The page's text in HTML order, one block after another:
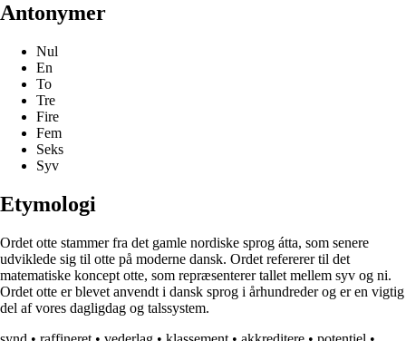
Antonymer
Nul
En
To
Tre
Fire
Fem
Seks
Syv
Etymologi
Ordet otte stammer fra det gamle nordiske sprog átta, som senere
udviklede sig til otte på moderne dansk. Ordet refererer til det
matematiske koncept otte, som repræsenterer tallet mellem syv og ni.
Ordet otte er blevet anvendt i dansk sprog i århundreder og er en vigtig
del af vores dagligdag og talssystem.